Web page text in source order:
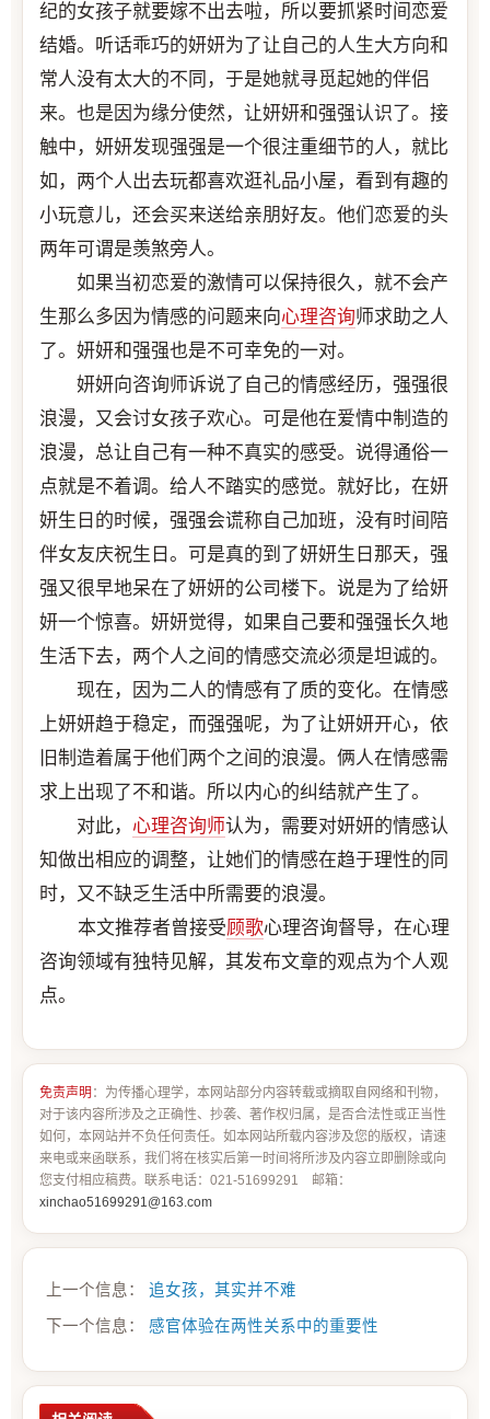
纪的女孩子就要嫁不出去啦，所以要抓紧时间恋爱
结婚。听话乖巧的妍妍为了让自己的人生大方向和
常人没有太大的不同，于是她就寻觅起她的伴侣
来。也是因为缘分使然，让妍妍和强强认识了。接
触中，妍妍发现强强是一个很注重细节的人，就比
如，两个人出去玩都喜欢逛礼品小屋，看到有趣的
小玩意儿，还会买来送给亲朋好友。他们恋爱的头
两年可谓是羡煞旁人。
如果当初恋爱的激情可以保持很久，就不会产
生那么多因为情感的问题来向心理咨询师求助之人
了。妍妍和强强也是不可幸免的一对。
妍妍向咨询师诉说了自己的情感经历，强强很
浪漫，又会讨女孩子欢心。可是他在爱情中制造的
浪漫，总让自己有一种不真实的感受。说得通俗一
点就是不着调。给人不踏实的感觉。就好比，在妍
妍生日的时候，强强会谎称自己加班，没有时间陪
伴女友庆祝生日。可是真的到了妍妍生日那天，强
强又很早地呆在了妍妍的公司楼下。说是为了给妍
妍一个惊喜。妍妍觉得，如果自己要和强强长久地
生活下去，两个人之间的情感交流必须是坦诚的。
现在，因为二人的情感有了质的变化。在情感
上妍妍趋于稳定，而强强呢，为了让妍妍开心，依
旧制造着属于他们两个之间的浪漫。俩人在情感需
求上出现了不和谐。所以内心的纠结就产生了。
对此， 心理咨询师认为，需要对妍妍的情感认
知做出相应的调整，让她们的情感在趋于理性的同
时，又不缺乏生活中所需要的浪漫。
本文推荐者曾接受顾歌心理咨询督导，在心理
咨询领域有独特见解，其发布文章的观点为个人观
点。
免责声明 ：为传播心理学，本网站部分内容转载或摘取自网络和刊物，
对于该内容所涉及之正确性、抄袭、著作权归属，是否合法性或正当性
如何，本网站并不负任何责任。如本网站所载内容涉及您的版权，请速
来电或来函联系，我们将在核实后第一时间将所涉及内容立即删除或向
您支付相应稿费。联系电话：021-51699291 邮箱：
xinchao51699291@163.com
上一个信息： 追女孩，其实并不难
下一个信息： 感官体验在两性关系中的重要性